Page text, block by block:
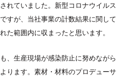
れていました。新型コロナウイルス
すが、当社事業の計数結果に関して
た範囲内に収まったと思います。
、生産現場が感染防止に努めながら
ります。素材・材料のプロデューサ